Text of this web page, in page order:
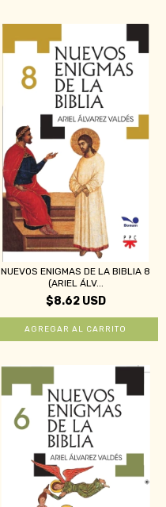
NUEVOS ENIGMAS DE LA BIBLIA 8
(ARIEL ÁLV...
$8.62 USD